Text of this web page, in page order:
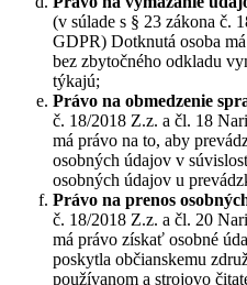
(v súlade s § 23 zákona č.
GDPR) Dotknutá osoba
bez zbytočného odkladu
týkajú;
Právo na obmedzenie
č. 18/2018 Z.z. a čl. 18
má právo na to, aby
osobných údajov v
osobných údajov u
Právo na prenos
č. 18/2018 Z.z. a čl. 20
má právo získať osobné
poskytla občianskemu
používanom a strojovo